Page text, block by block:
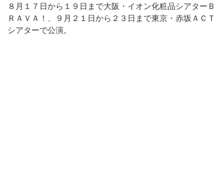
８月１７日から１９日まで大阪・イオン化粧品シアターＢ
ＲＡＶＡ！、９月２１日から２３日まで東京・赤坂ＡＣＴ
シアターで公演。